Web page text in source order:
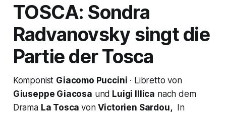
TOSCA: Sondra
Radvanovsky singt die
Partie derTosca
Komponist Giacomo Puccini · Libretto von
Giuseppe Giacosa und Luigi Illica nach dem
Drama La ToscavonVictorien Sardou,In